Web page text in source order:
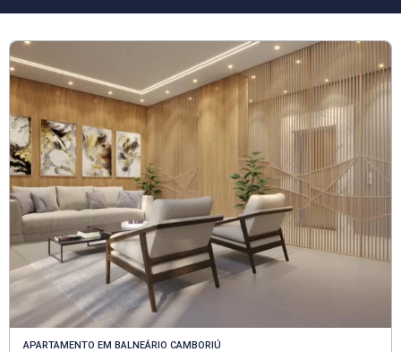
APARTAMENTO EM BALNEÁRIO CAMBORIÚ